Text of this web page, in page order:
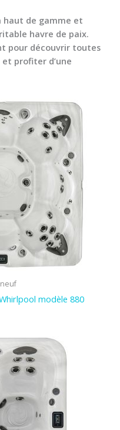
haut de gamme et
havre de paix.
pour découvrir toutes
profiter d’une
modèle 880